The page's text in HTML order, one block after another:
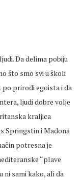
Da delima pobiju
što smo svi u školi
po prirodi egoista i da
ljudi dobre volje
kraljica
Springstin i Madona
potresna je
“plave
ni sami kako, ali da